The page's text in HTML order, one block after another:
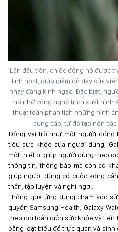
Lần đầu tiên, chiếc đồng hồ được
linh hoạt, giúp giảm độ dày của
nhạy đáng kinh ngạc. Đặc biệt,
hồ nhờ công nghệ trích xuất hình
thuật toán phân tích những hình
cung cấp, từ đó tạo nên
Đóng vai trò như một người đồng
tiêu sức khỏe của người dùng,
một thiết bị giúp người dùng theo
thông tin, thông báo mà còn có
giúp người dùng có cuộc sống
thần, tập luyện và nghỉ ngơi.
Thông qua ứng dụng chăm sóc
quyền Samsung Health, Galaxy
theo dõi toàn diện sức khỏe và
bằng loạt biểu đồ trực quan và